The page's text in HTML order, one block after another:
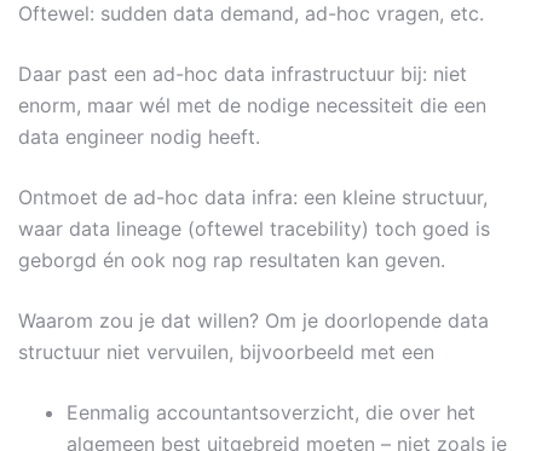
Oftewel: sudden data demand, ad-hoc vragen, etc.
Daar past een ad-hoc data infrastructuur bij: niet
enorm, maar wél met de nodige necessiteit die een
data engineer nodig heeft.
Ontmoet de ad-hoc data infra: een kleine structuur,
waar data lineage (oftewel tracebility) toch goed is
geborgd én ook nog rap resultaten kan geven.
Waarom zou je dat willen? Om je doorlopende data
structuur niet vervuilen, bijvoorbeeld met een
Eenmalig accountantsoverzicht, die over het
algemeen best uitgebreid moeten – niet zoals je